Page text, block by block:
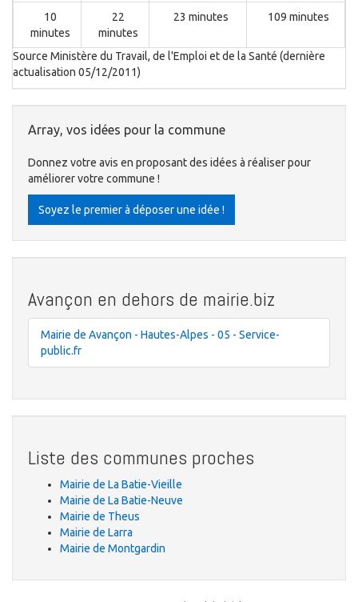
10
minutes
22
minutes
23 minutes 109 minutes
Source Ministère du Travail, de l'Emploi et de la Santé (dernière
actualisation 05/12/2011)
Array, vos idées pour la commune
Donnez votre avis en proposant des idées à réaliser pour
améliorer votre commune !
Soyez le premier à déposer une idée !
Avançon en dehors de mairie.biz
Mairie de Avançon - Hautes-Alpes - 05 - Service-
public.fr
Liste des communes proches
Mairie de La Batie-Vieille
Mairie de La Batie-Neuve
Mairie de Theus
Mairie de Larra
Mairie de Montgardin